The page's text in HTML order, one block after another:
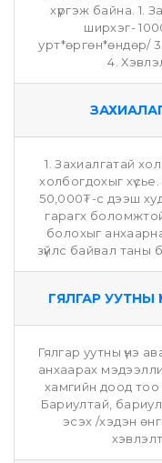
хүргэж байна. 1.
ширхэг-
урт*өргөн*өндөр/
4.
1. Захиалгатай
холбогдохыг
50,000₮-с дээш
гарагх
болохыг
зүйлс байвал таны
ГЯЛГАР УУТНЫ
Гялгар уутны үнэ
анхаарах
хамгийн доод
Бариултай,
эсэх /хэдэн